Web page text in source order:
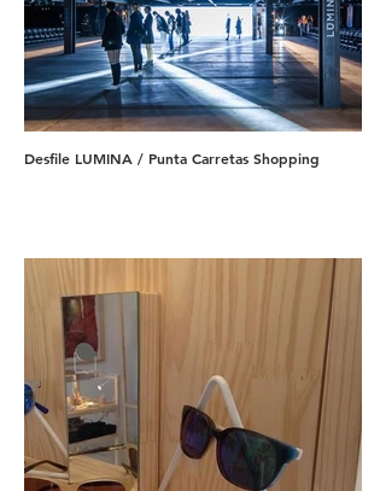
Desfile LUMINA / Punta Carretas Shopping